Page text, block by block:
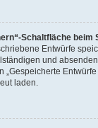
Schaltfläche
Entwürfe
und
„Gespeicherte
laden.